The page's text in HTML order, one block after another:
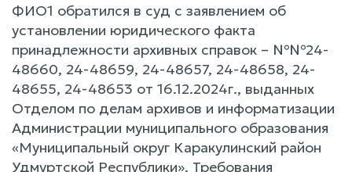
ФИО1 обратился в суд с заявлением об
установлении юридического факта
принадлежности архивных справок – №№24-
48660, 24-48659, 24-48657, 24-48658, 24-
48655, 24-48653 от 16.12.2024г., выданных
Отделом по делам архивов и информатизации
Администрации муниципального образования
«Муниципальный округ Каракулинский район
Удмуртской Республики». Требования